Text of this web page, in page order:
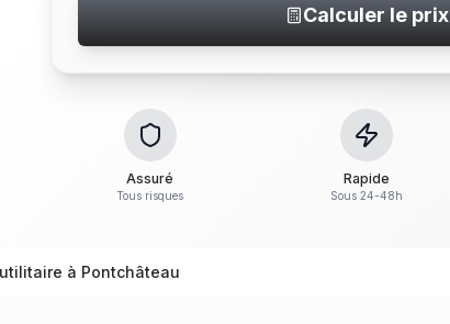
Calculer le prix
Assuré
Tous risques
Rapide
Sous 24-48h
à Pontchâteau